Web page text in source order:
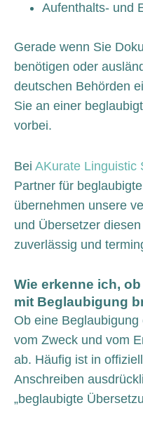
Aufenthalts- und
Gerade wenn Sie
benötigen oder
deutschen Behörden
Sie an einer
vorbei.
Bei AKurate Linguistic
Partner für
übernehmen unsere
und Übersetzer
zuverlässig und
Wie erkenne ich,
mit Beglaubigung
Ob eine
vom Zweck und vom
ab. Häufig ist in
Anschreiben
„beglaubigte